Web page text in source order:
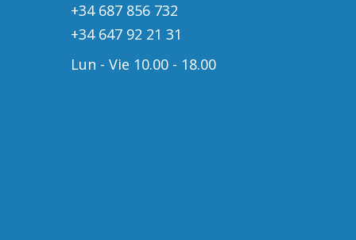
+34 687 856 732
+34 647 92 21 31
Lun - Vie 10.00 - 18.00